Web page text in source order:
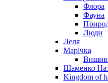
Флора
Фауна
Люди
Леля
Марічка
Шаменко
Kingdom of